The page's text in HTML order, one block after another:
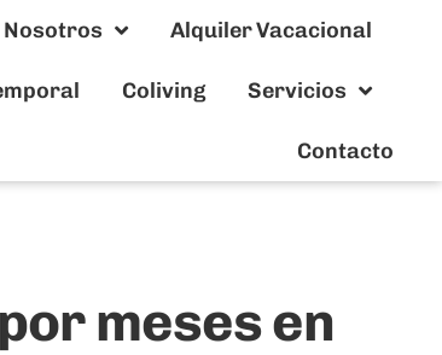
Nosotros Alquiler Vacacional
Coliving Servicios
Contacto
meses en